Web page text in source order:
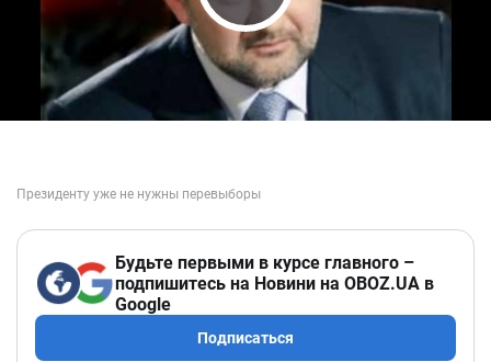
Play Video
Будьте первыми в курсе главного –
подпишитесь на Новини на OBOZ.UA в
Google
Подписаться